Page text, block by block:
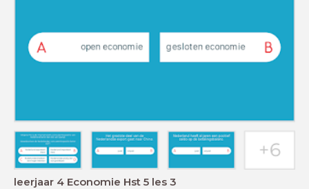
leerjaar 4 Economie Hst 5 les 3